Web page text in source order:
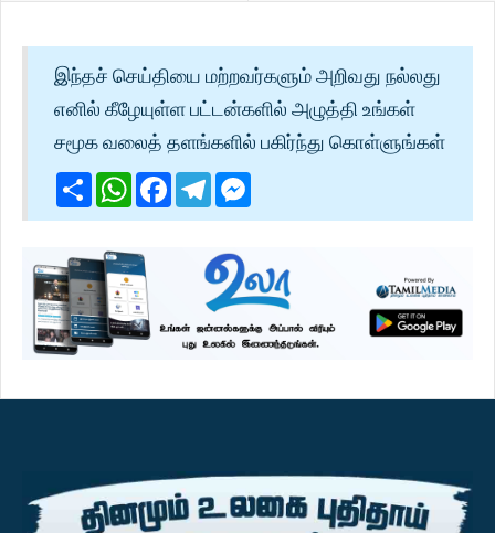
இந்தச் செய்தியை மற்றவர்களும் அறிவது நல்லது
எனில் கீழேயுள்ள பட்டன்களில் அழுத்தி உங்கள்
சமூக வலைத் தளங்களில் பகிர்ந்து கொள்ளுங்கள்
ShareWhatsApp
Facebook
Telegram